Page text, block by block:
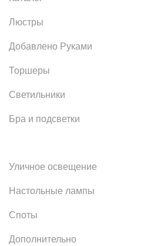
Люстры
Добавлено Руками
Торшеры
Светильники
Бра и подсветки
Уличное освещение
Настольные лампы
Споты
Дополнительно